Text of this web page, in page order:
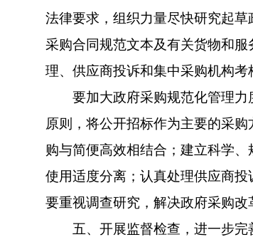
法律要求，组织力量尽快研究起
采购合同规范文本及有关货物和
理、供应商投诉和集中采购机构考
要加大政府采购规范化管理力
原则，将公开招标作为主要的采
购与简便高效相结合；建立科学
使用适度分离；认真处理供应商投
要重视调查研究，解决政府采购改
五、开展监督检查，进一步完